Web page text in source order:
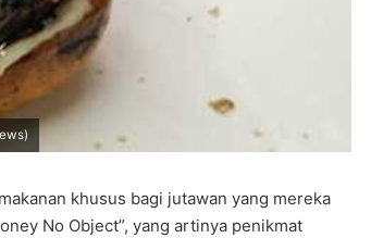
khusus bagi jutawan yang mereka
No Object”, yang artinya penikmat